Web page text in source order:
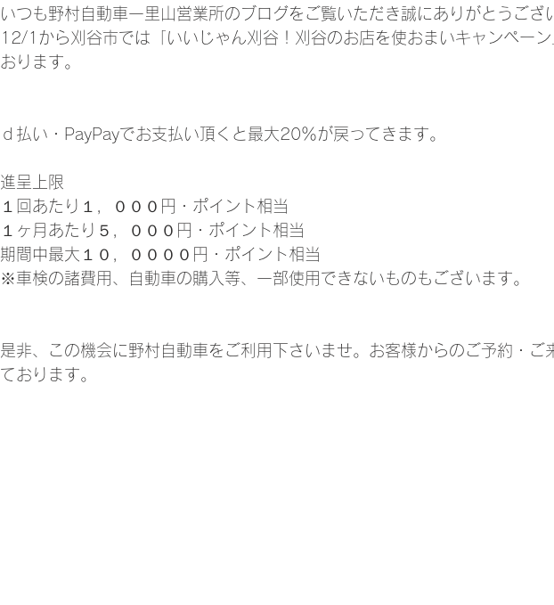
いつも野村自動車一里山営業所のブログをご覧いただき誠にありがとうござ
12/1から刈谷市では「いいじゃん刈谷！刈谷のお店を使おまいキャンペーン
おります。
ｄ払い・PayPayでお支払い頂くと最大20％が戻ってきます。
進呈上限
１回あたり１，０００円・ポイント相当
１ヶ月あたり５，０００円・ポイント相当
期間中最大１０，００００円・ポイント相当
※車検の諸費用、自動車の購入等、一部使用できないものもございます。
是非、この機会に野村自動車をご利用下さいませ。お客様からのご予約・ご
ております。